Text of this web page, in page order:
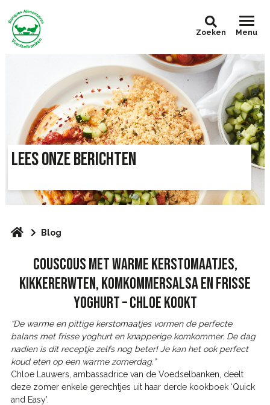
Zoeken Menu
LEES ONZE BERICHTEN
Blog
COUSCOUS MET WARME KERSTOMAATJES,
KIKKERERWTEN, KOMKOMMERSALSA EN FRISSE
YOGHURT – CHLOE KOOKT
“De warme en pittige kerstomaatjes vormen de perfecte
balans met frisse yoghurt en knapperige komkommer. De dag
nadien is dit receptje zelfs nog beter! Je kan het ook perfect
koud eten op een warme zomerdag.”
Chloe Lauwers, ambassadrice van de Voedselbanken, deelt
deze zomer enkele gerechtjes uit haar derde kookboek ‘Quick
and Easy’.